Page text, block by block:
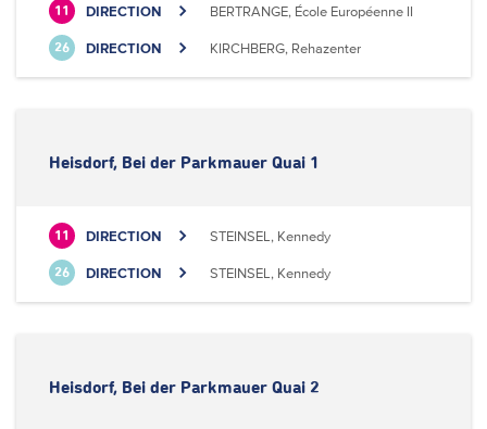
11 DIRECTION BERTRANGE, École Européenne II
26 DIRECTION KIRCHBERG, Rehazenter
Heisdorf, Bei der Parkmauer Quai 1
11 DIRECTION STEINSEL, Kennedy
26 DIRECTION STEINSEL, Kennedy
Heisdorf, Bei der Parkmauer Quai 2